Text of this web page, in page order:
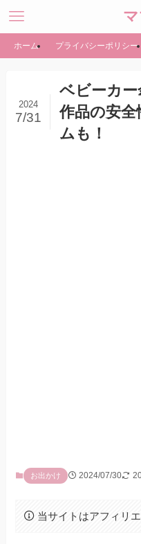
ホーム プライバシーポリシー
ベビーカ
作品の安
ムも！
2024
7/31
お出かけ 2024/07/30
当サイトはアフィリ